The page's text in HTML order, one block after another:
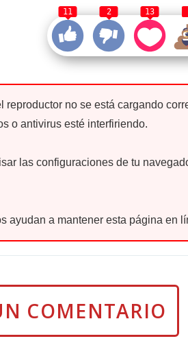
11 2 13
reproductor no se está cargando
o antivirus esté interfiriendo.
las configuraciones de tu
ayudan a mantener esta página en